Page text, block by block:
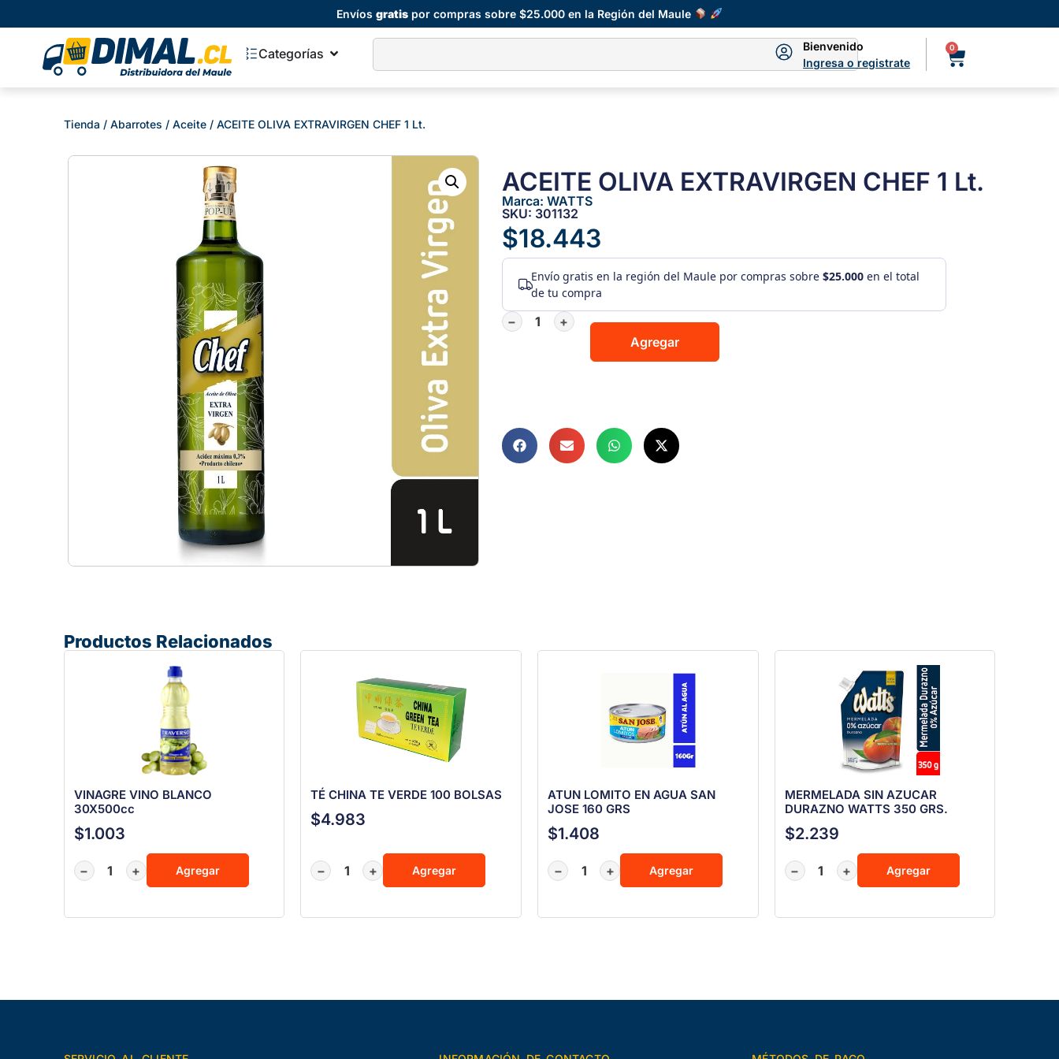
Envíosgratis por compras sobre $25.000 en la Región del Maule
Categorías
Bienvenido
Ingresa o registrate
0
Tienda / Abarrotes / Aceite/ ACEITE OLIVA EXTRAVIRGEN CHEF 1 Lt.
ACEITE OLIVA EXTRAVIRGEN CHEF 1 Lt.
Marca: WATTS
SKU: 301132
$18.443
Envío gratis en la región del Maule por compras sobre $25.000en el total
de tu compra
−
+
Agregar
Productos Relacionados
VINAGRE VINO BLANCO
30X500cc
$1.003
− + Agregar
TÉ CHINA TE VERDE 100 BOLSAS
$4.983
− + Agregar
ATUN LOMITO EN AGUA SAN
JOSE 160 GRS
$1.408
− + Agregar
MERMELADA SIN AZUCAR
DURAZNO WATTS 350 GRS.
$2.239
− + Agregar